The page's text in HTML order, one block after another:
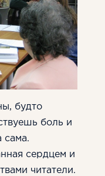
будто
боль и
сама.
сердцем и
читатели.